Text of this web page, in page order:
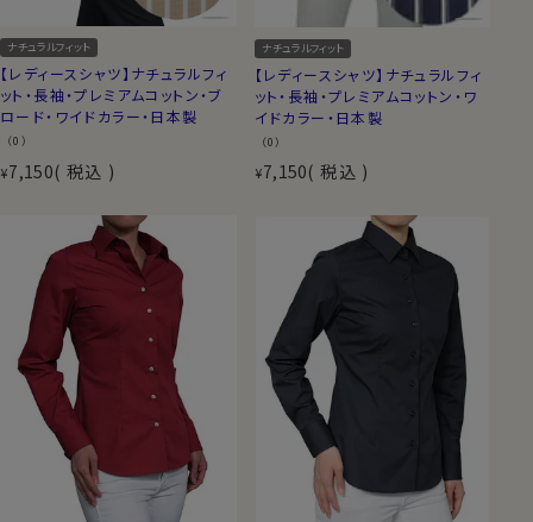
ナチュラルフィット
【レディースシャツ】ナチュラルフィ
ット・長袖・プレミアムコットン・ブ
ロード・ワイドカラー・日本製
（0）
¥7,150 税込
ナチュラルフィット
【レディースシャツ】ナチュラルフィ
ット・長袖・プレミアムコットン・ワ
イドカラー・日本製
（0）
¥7,150 税込